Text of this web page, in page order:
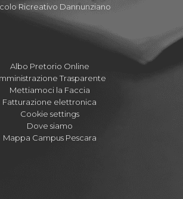
Ricreativo Dannunziano
Albo Pretorio Online
Trasparente
Mettiamoci la Faccia
Fatturazione elettronica
Cookie settings
Dove siamo
Mappa Campus Pescara